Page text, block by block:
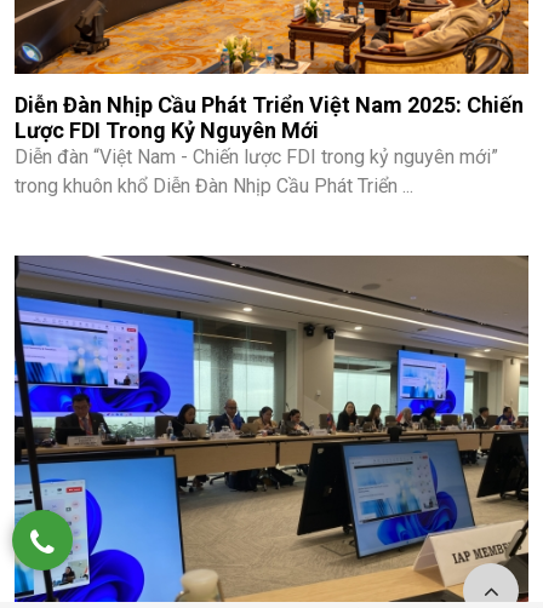
Diễn Đàn Nhịp Cầu Phát Triển Việt Nam 2025: Chiến
Lược FDI Trong Kỷ Nguyên Mới
Diễn đàn “Việt Nam - Chiến lược FDI trong kỷ nguyên mới”
trong khuôn khổ Diễn Đàn Nhịp Cầu Phát Triển ...